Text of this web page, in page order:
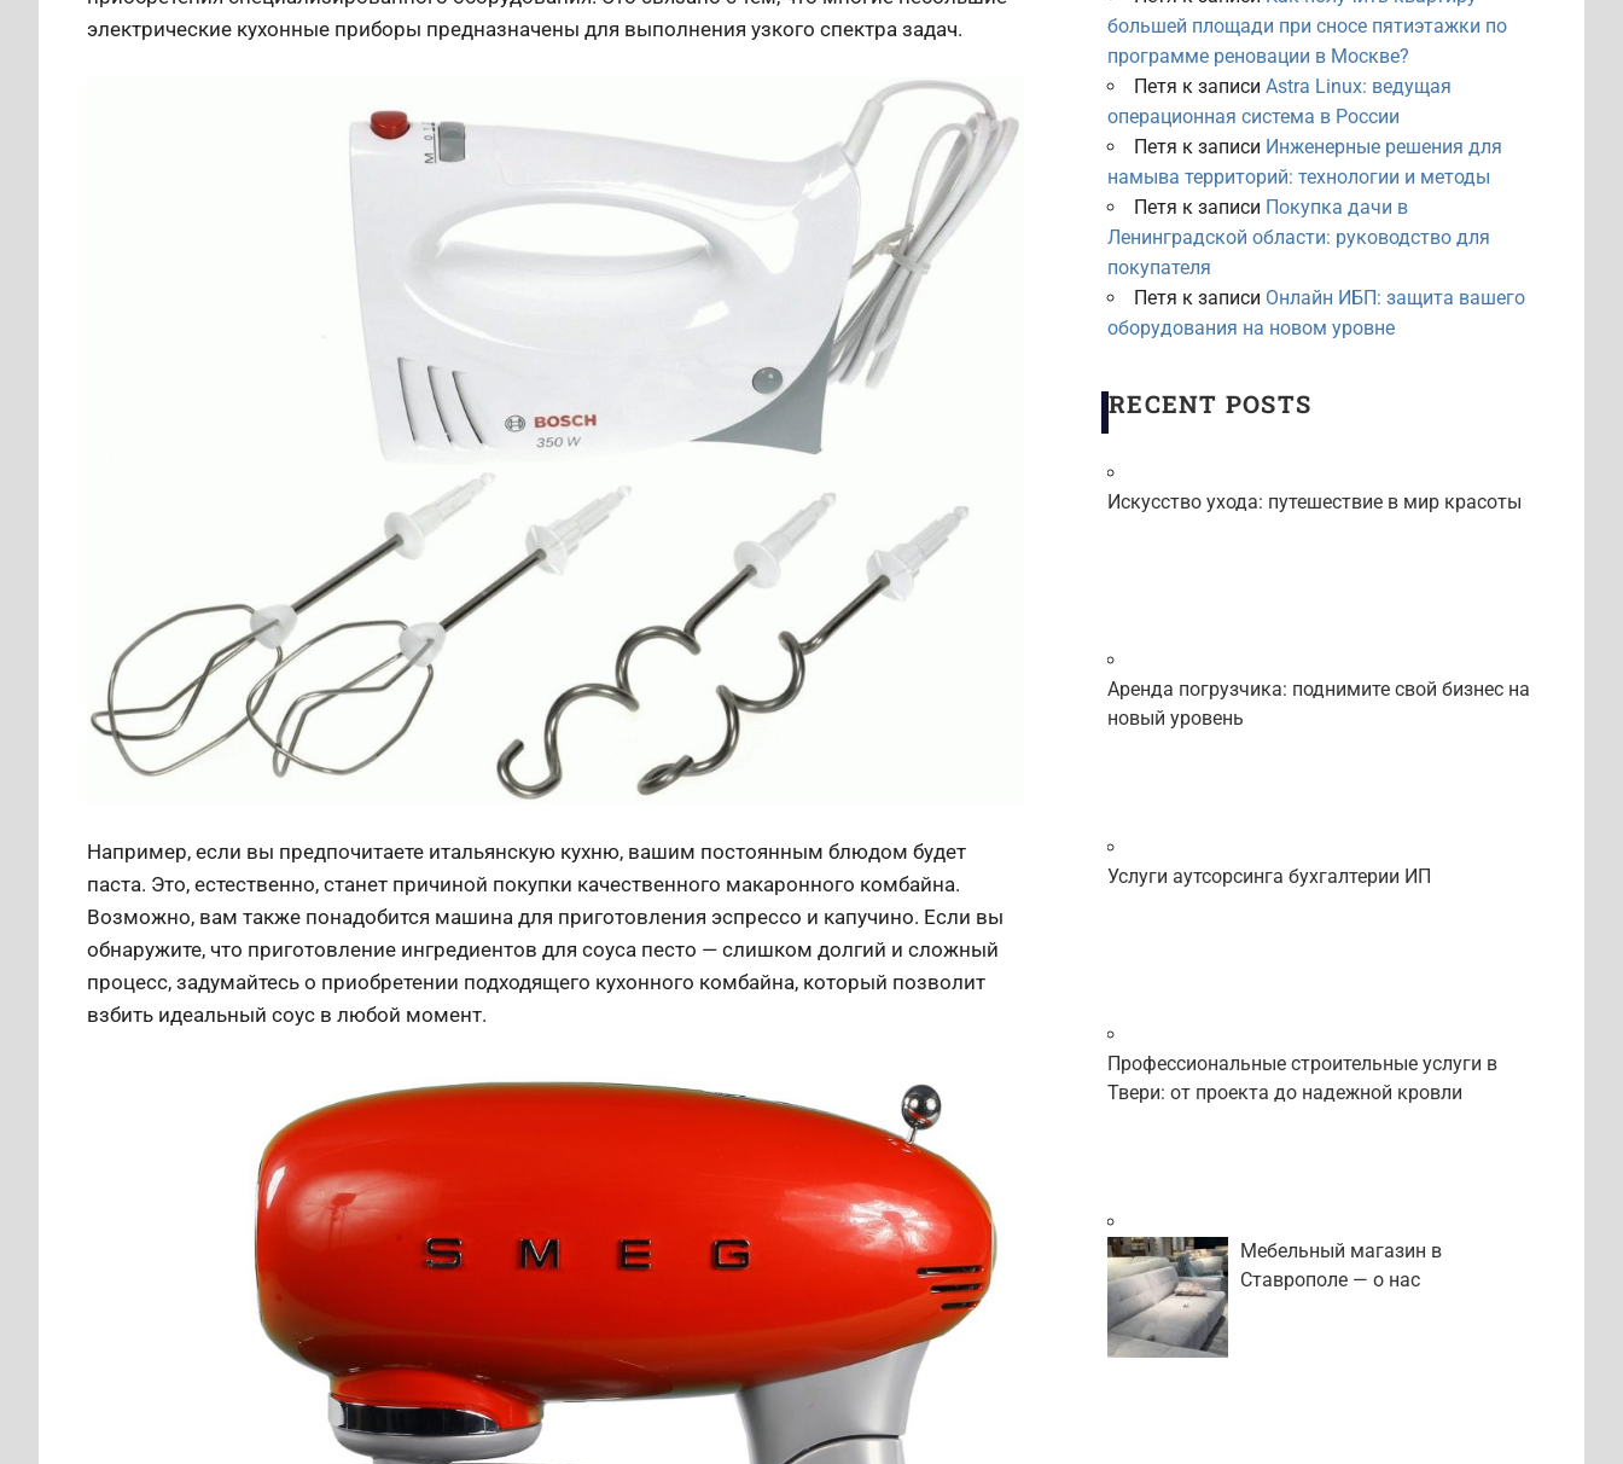
электрические кухонные приборы предназначены для выполнения узкого спектра задач.
Например, если вы предпочитаете итальянскую кухню, вашим постоянным блюдом будет
паста. Это, естественно, станет причиной покупки качественного макаронного комбайна.
Возможно, вам также понадобится машина для приготовления эспрессо и капучино. Если вы
обнаружите, что приготовление ингредиентов для соуса песто — слишком долгий и сложный
процесс, задумайтесь о приобретении подходящего кухонного комбайна, который позволит
взбить идеальный соус в любой момент.
большей площади при сносе пятиэтажки по
программе реновации в Москве?
Петя к записи Astra Linux: ведущая
операционная система в России
Петя к записи Инженерные решения для
намыва территорий: технологии и методы
Петя к записи Покупка дачи в
Ленинградской области: руководство для
покупателя
Петя к записи Онлайн ИБП: защита вашего
оборудования на новом уровне
RECENT POSTS
Искусство ухода: путешествие в мир красоты
Аренда погрузчика: поднимите свой бизнес на
новый уровень
Услуги аутсорсинга бухгалтерии ИП
Профессиональные строительные услуги в
Твери: от проекта до надежной кровли
Мебельный магазин в
Ставрополе — о нас